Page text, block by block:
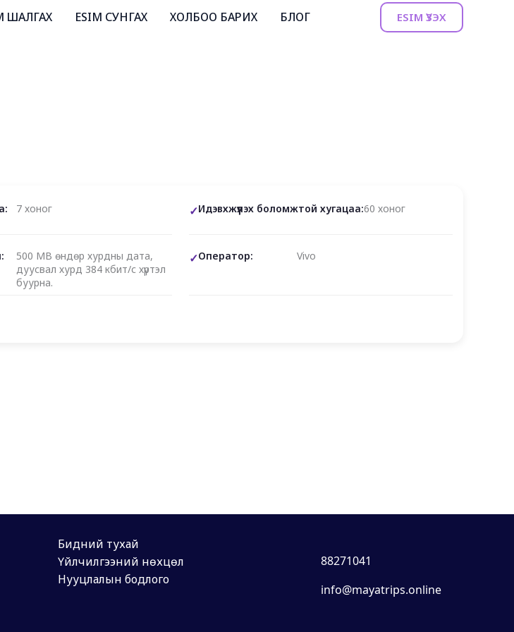
ШАЛГАХ ESIM СУНГАХ ХОЛБОО БАРИХ БЛОГ ESIM ҮЗЭХ
7 хоног Идэвхжүүлэх боломжтой хугацаа:60 хоног
500 MB өндөр хурдны дата,
дуусвал хурд 384 кбит/с хүртэл
буурна.
Оператор: Vivo
Бидний тухай
Үйлчилгээний нөхцөл
Нууцлалын бодлого
88271041
info@mayatrips.online